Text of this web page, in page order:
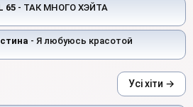
65 - ТАК МНОГО ХЭЙТА
- Я любуюсь красотой
Усі хіти →